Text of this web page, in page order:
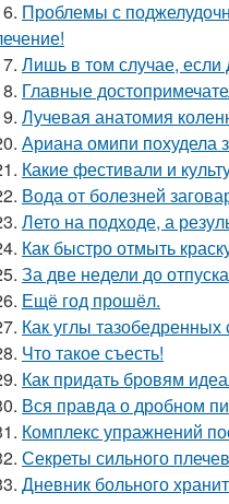
Проблемы с
Лишь в том случае, если
Главные
Лучевая анатомия
Ариана омипи похудела
Какие фестивали и
Вода от болезней
Лето на подходе, а
Как быстро отмыть
За две недели до
Ещё год прошёл.
Как углы
Что такое съесть!
Как придать бровям
Вся правда о дробном
Комплекс упражнений
Секреты сильного
Дневник больного